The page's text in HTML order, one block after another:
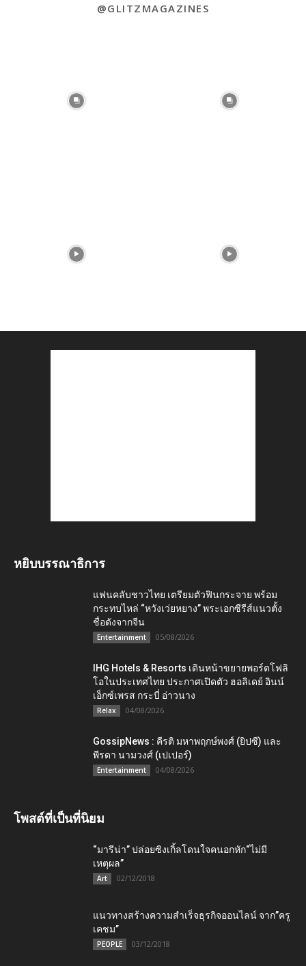
@GLITZMAGAZINES
หยิบบรรณาธิการ
แฟนคลับชาวไทย เตรียมตัวฟินกระจาย พร้อม
กระทบไหล่ “หวังเว่ยหยาง” พระเอกซีรีส์แนวตั้ง
ชื่อดังจากจีน
Entertainment 05/08/2026
IHG Hotels & Resorts เดินหน้าขยายพอร์ตโฟลิ
โอในประเทศไทย ประกาศเปิดตัว ฮอลิเดย์ อินน์
เอ็กซ์เพรส กระบี่ อ่าวนาง
Relax 04/08/2026
GossipNews : คีรติ มหาพฤกษ์พงศ์ (ยิปซี) และ
พีรดา นามวงศ์ (เปเปอร์)
Entertainment 04/08/2026
โพสต์ที่เป็นที่นิยม
“มารีน่า” ปล่อยซิงเกิ้ลโดนใจคนอกหัก“ไม่มี
เหตุผล”
Art 02/12/2018
แนวทางสร้างความสำเร็จธุรกิจออนไลน์ จาก”ครู
เคชม”
PEOPLE 03/12/2018